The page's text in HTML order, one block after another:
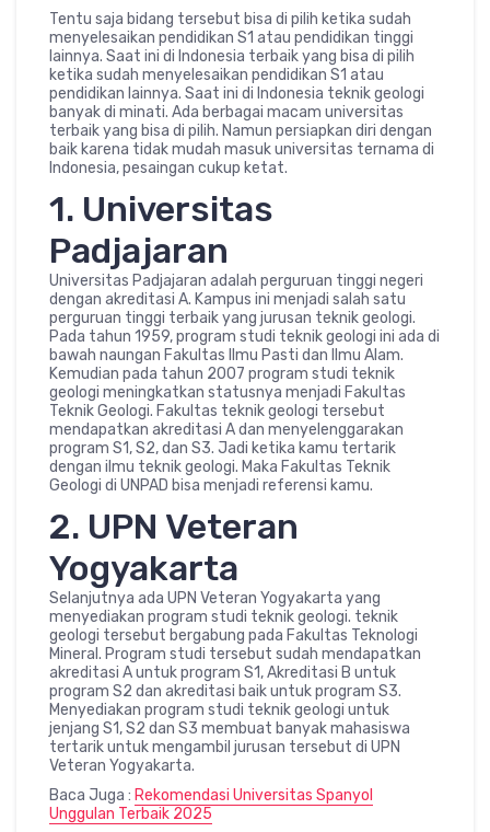
Tentu saja bidang tersebut bisa di pilih ketika sudah
menyelesaikan pendidikan S1 atau pendidikan tinggi
lainnya. Saat ini di Indonesia terbaik yang bisa di pilih
ketika sudah menyelesaikan pendidikan S1 atau
pendidikan lainnya. Saat ini di Indonesia teknik geologi
banyak di minati. Ada berbagai macam universitas
terbaik yang bisa di pilih. Namun persiapkan diri dengan
baik karena tidak mudah masuk universitas ternama di
Indonesia, pesaingan cukup ketat.
1. Universitas
Padjajaran
Universitas Padjajaran adalah perguruan tinggi negeri
dengan akreditasi A. Kampus ini menjadi salah satu
perguruan tinggi terbaik yang jurusan teknik geologi.
Pada tahun 1959, program studi teknik geologi ini ada di
bawah naungan Fakultas Ilmu Pasti dan Ilmu Alam.
Kemudian pada tahun 2007 program studi teknik
geologi meningkatkan statusnya menjadi Fakultas
Teknik Geologi. Fakultas teknik geologi tersebut
mendapatkan akreditasi A dan menyelenggarakan
program S1, S2, dan S3. Jadi ketika kamu tertarik
dengan ilmu teknik geologi. Maka Fakultas Teknik
Geologi di UNPAD bisa menjadi referensi kamu.
2. UPN Veteran
Yogyakarta
Selanjutnya ada UPN Veteran Yogyakarta yang
menyediakan program studi teknik geologi. teknik
geologi tersebut bergabung pada Fakultas Teknologi
Mineral. Program studi tersebut sudah mendapatkan
akreditasi A untuk program S1, Akreditasi B untuk
program S2 dan akreditasi baik untuk program S3.
Menyediakan program studi teknik geologi untuk
jenjang S1, S2 dan S3 membuat banyak mahasiswa
tertarik untuk mengambil jurusan tersebut di UPN
Veteran Yogyakarta.
Baca Juga : Rekomendasi Universitas Spanyol
Unggulan Terbaik 2025